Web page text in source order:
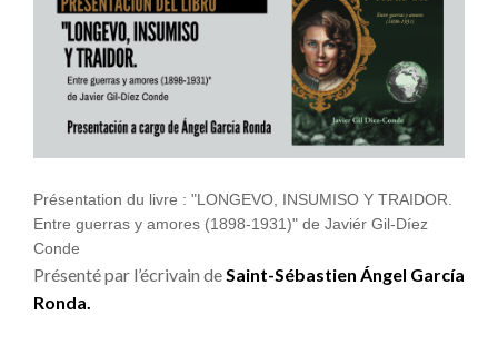
Présentation du livre : "LONGEVO, INSUMISO Y TRAIDOR.
Entre guerras y amores (1898-1931)" de Javiér Gil-Díez
Conde
Présenté par l’écrivain de Saint-Sébastien Ángel García
Ronda.